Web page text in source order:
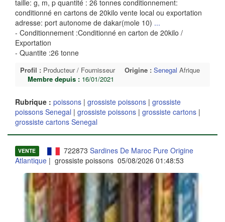
taille: g, m, p quantité : 26 tonnes conditionnement:
conditionné en cartons de 20kilo vente local ou exportation
adresse: port autonome de dakar(mole 10) ...
- Conditionnement :Conditionné en carton de 20kilo /
Exportation
- Quantite :26 tonne
Profil : Producteur / Fournisseur Origine : Senegal Afrique
Membre depuis : 16/01/2021
Rubrique : poissons | grossiste poissons | grossiste
poissons Senegal | grossiste poissons | grossiste cartons |
grossiste cartons Senegal
VENTE 722873 Sardines De Maroc Pure Origine
Atlantique | grossiste poissons 05/08/2026 01:48:53